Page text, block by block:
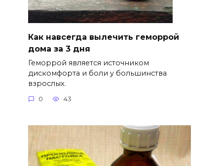
Как навсегда вылечить геморрой
дома за 3 дня
Геморрой является источником
дискомфорта и боли у большинства
взрослых.
0 43